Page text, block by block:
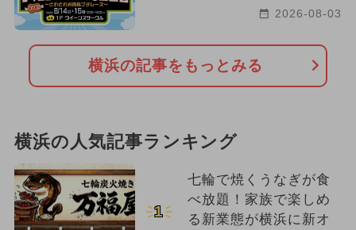
2026-08-03
横浜の記事をもっとみる
横浜の人気記事ランキング
1
七輪で焼くうなぎが食
べ放題！家族で楽しめ
る新業態が横浜に新オ